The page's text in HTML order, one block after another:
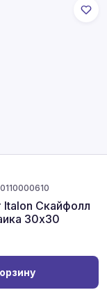
Italon Скайфолл
30x30